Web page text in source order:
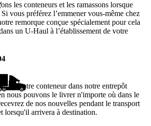
les conteneurs et les ramassons lorsque
vous préférez l’emmener vous-même chez
remorque conçue spécialement pour cela
un U-Haul à l’établissement de votre
votre conteneur dans notre entrepôt
nous pouvons le livrer n'importe où dans le
de nos nouvelles pendant le transport
lorsqu'il arrivera à destination.